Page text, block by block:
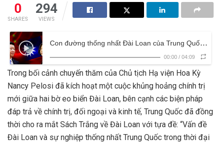
0
SHARES
294
VIEWS
Con đường thống nhất Đài Loan của Trung Quốc trong tương lai
00:00 / 04:09
Trong bối cảnh chuyến thăm của Chủ tịch Hạ viện Hoa Kỳ
Nancy Pelosi đã kích hoạt một cuộc khủng hoảng chính trị
mới giữa hai bờ eo biển Đài Loan, bên cạnh các biện pháp
đáp trả về chính trị, đối ngoại và kinh tế, Trung Quốc đã đồng
thời cho ra mắt Sách Trắng về Đài Loan với tựa đề: “Vấn đề
Đài Loan và sự nghiệp thống nhất Trung Quốc trong thời đại